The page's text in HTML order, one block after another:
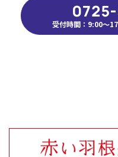
受付時間：9:00～